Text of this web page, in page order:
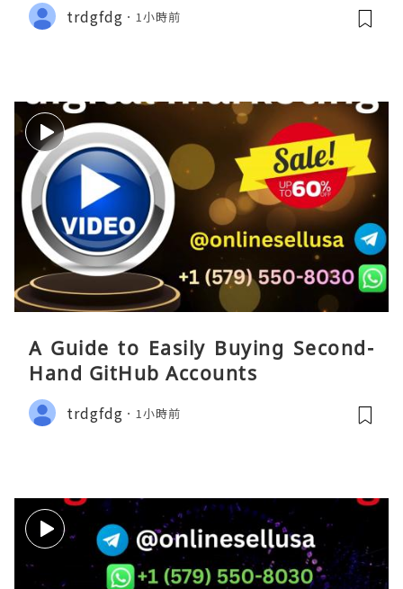
trdgfdg 1小時前
A Guide to Easily Buying Second-
Hand GitHub Accounts
trdgfdg 1小時前